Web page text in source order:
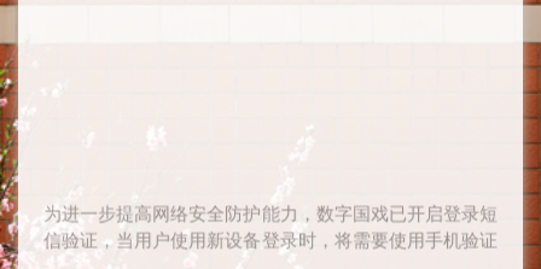
为进一步提高网络安全防护能力，数字国戏已开启登录短
信验证，当用户使用新设备登录时，将需要使用手机验证